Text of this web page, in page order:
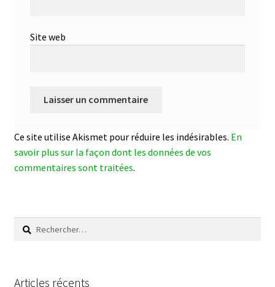
Site web
Ce site utilise Akismet pour réduire les indésirables. En
savoir plus sur la façon dont les données de vos
commentaires sont traitées.
Rechercher :
Articles récents